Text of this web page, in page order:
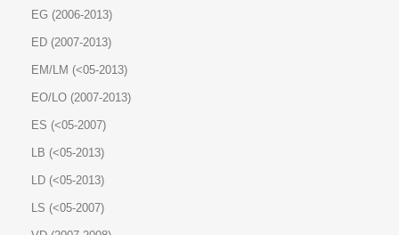
EG (2006-2013)
ED (2007-2013)
EM/LM (<05-2013)
EO/LO (2007-2013)
ES (<05-2007)
LB (<05-2013)
LD (<05-2013)
LS (<05-2007)